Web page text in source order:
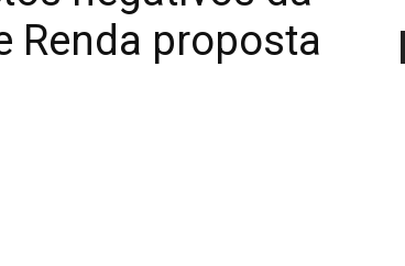
Renda proposta